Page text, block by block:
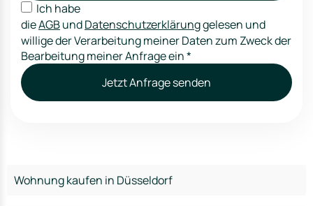
Ich habe
dieAGBundDatenschutzerklärunggelesen und
willige der Verarbeitung meiner Daten zum Zweck der
Bearbeitung meiner Anfrage ein*
Jetzt Anfrage senden
Wohnung kaufen in Düsseldorf